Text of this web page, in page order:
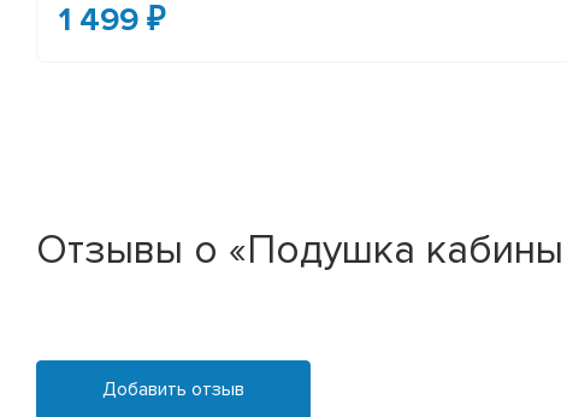
1 499 ₽
Отзывы о «Подушка
Добавить отзыв